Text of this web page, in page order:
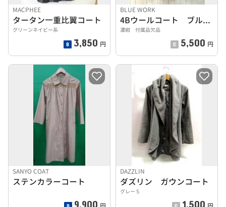
MACPHEE
タータン一重比翼コート
グリーンネイビー系
3,850 円
BLUE WORK
4Bウールコート ブルーワーク セレクト
濃紺 付属品欠品
5,500 円
SANYO COAT
ステンカラーコート
9,900
DAZZLIN
ダズリン ガウンコート
グレー S
1,500